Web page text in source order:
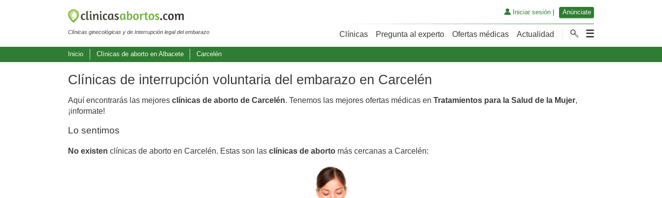
Clínicas ginecológicas y de Interrupción legal del embarazo
Iniciar sesión| Anúnciate
Clínicas Pregunta al experto Ofertas médicas Actualidad
Inicio Clínicas de aborto en Albacete Carcelén
Clínicas de interrupción voluntaria del embarazo en Carcelén
Aquí encontrarás las mejores clínicas de aborto de Carcelén. Tenemos las mejores ofertas médicas en Tratamientos para la Salud de la Mujer,
¡informate!
Lo sentimos
No existen clínicas de aborto en Carcelén. Estas son las clínicas de aborto más cercanas a Carcelén: